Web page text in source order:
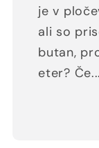
je v
ali so
butan,
eter? Če...